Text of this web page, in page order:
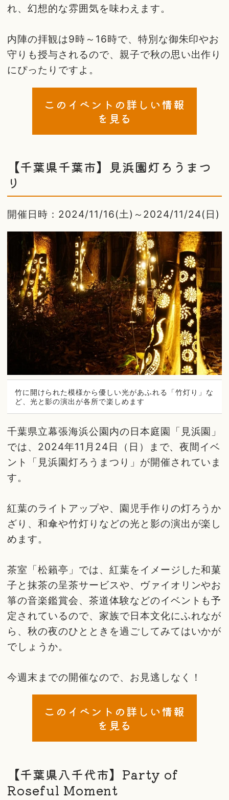
れ、幻想的な雰囲気を味わえます。
内陣の拝観は9時～16時で、特別な御朱印やお
守りも授与されるので、親子で秋の思い出作り
にぴったりですよ。
このイベントの詳しい情報
を見る
【千葉県千葉市】見浜園灯ろうまつ
り
開催日時：2024/11/16(土)～2024/11/24(日)
竹に開けられた模様から優しい光があふれる「竹灯り」な
ど、光と影の演出が各所で楽しめます
千葉県立幕張海浜公園内の日本庭園「見浜園」
では、2024年11月24日（日）まで、夜間イベ
ント「見浜園灯ろうまつり」が開催されていま
す。
紅葉のライトアップや、園児手作りの灯ろうか
ざり、和傘や竹灯りなどの光と影の演出が楽し
めます。
茶室「松籟亭」では、紅葉をイメージした和菓
子と抹茶の呈茶サービスや、ヴァイオリンやお
箏の音楽鑑賞会、茶道体験などのイベントも予
定されているので、家族で日本文化にふれなが
ら、秋の夜のひとときを過ごしてみてはいかが
でしょうか。
今週末までの開催なので、お見逃しなく！
このイベントの詳しい情報
を見る
【千葉県八千代市】Party of
Roseful Moment